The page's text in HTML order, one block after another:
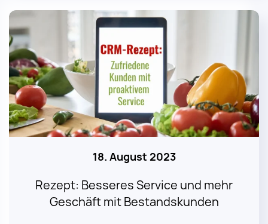
18. August 2023
Rezept: Besseres Service und mehr
Geschäft mit Bestandskunden